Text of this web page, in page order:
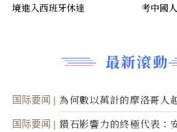
最新滾動
国际要闻
為何數以萬計的摩洛哥人
達
国际要闻 鑽石影響力的終極代表：
境進入西班牙休達
考中國